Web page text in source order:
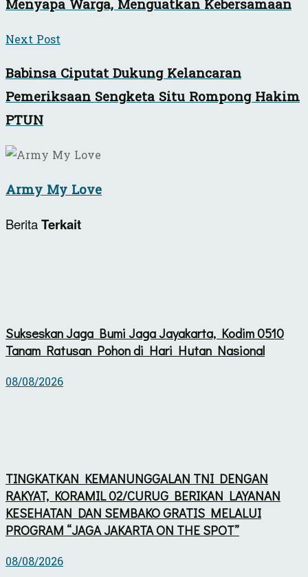
Menyapa Warga, Menguatkan Kebersamaan
Next Post
Babinsa Ciputat Dukung Kelancaran
Pemeriksaan Sengketa Situ Rompong Hakim
PTUN
Army My Love
BeritaTerkait
Sukseskan Jaga Bumi Jaga Jayakarta, Kodim 0510
Tanam Ratusan Pohon di Hari Hutan Nasional
08/08/2026
TINGKATKAN KEMANUNGGALAN TNI DENGAN
RAKYAT, KORAMIL 02/CURUG BERIKAN LAYANAN
KESEHATAN DAN SEMBAKO GRATIS MELALUI
PROGRAM “JAGA JAKARTA ON THE SPOT”
08/08/2026